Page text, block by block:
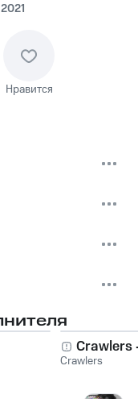
2021
Нравится
Crawlers
Crawlers